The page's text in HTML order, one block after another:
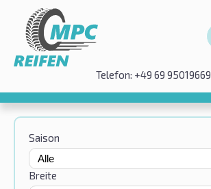
Telefon: +49 69 95019669
Saison
Breite